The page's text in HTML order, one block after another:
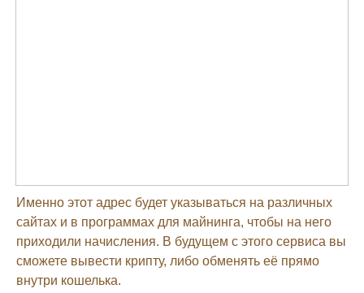
Именно этот адрес будет указываться на различных
сайтах и в программах для майнинга, чтобы на него
приходили начисления. В будущем с этого сервиса вы
сможете вывести крипту, либо обменять её прямо
внутри кошелька.